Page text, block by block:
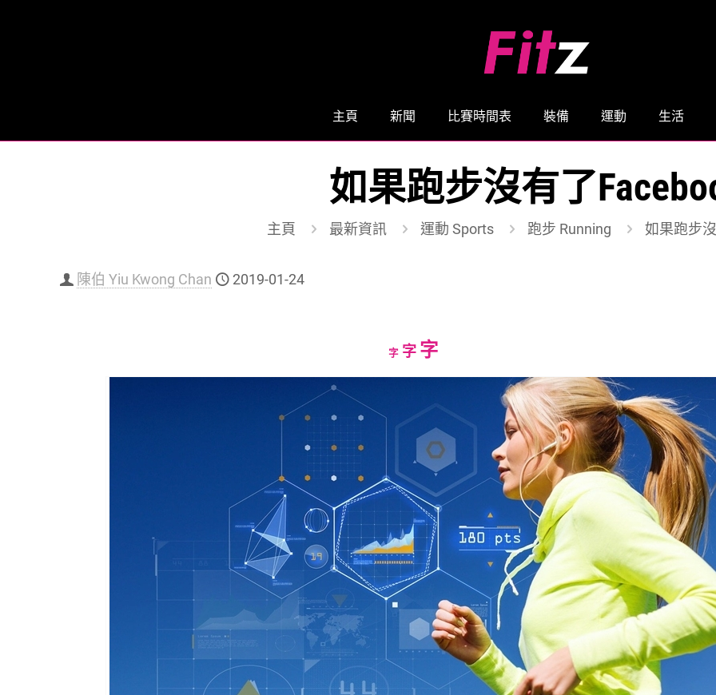
主頁 新聞 比賽時間表 裝備 運動 生活
如果跑步沒有了
主頁 最新資訊 運動 Sports 跑步 Running 如果跑步
陳伯 Yiu Kwong Chan 2019-01-24
字Decrease
字Reset
字Increase
font